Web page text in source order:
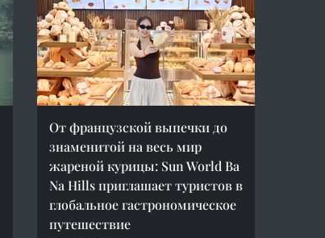
От французской выпечки до
знаменитой на весь мир
жареной курицы: Sun World Ba
Na Hills приглашает туристов в
глобальное гастрономическое
путешествие